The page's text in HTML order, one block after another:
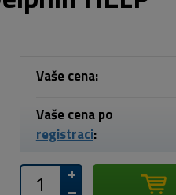
Vaše cena:
Vaše cena po
registraci: